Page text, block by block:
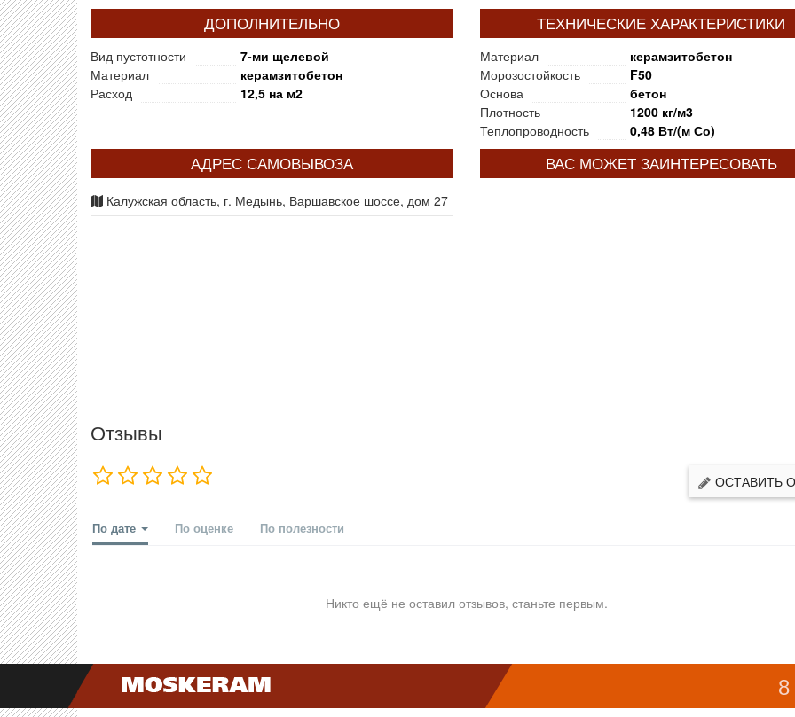
ДОПОЛНИТЕЛЬНО
Вид пустотности
7-ми щелевой
Материал
керамзитобетон
Расход
12,5 на м2
ТЕХНИЧЕСКИЕ ХАРАКТЕРИСТИКИ
Материал
керамзитобетон
Морозостойкость
F50
Основа
бетон
Плотность
1200 кг/м3
Теплопроводность
0,48 Вт/(м Со)
АДРЕС САМОВЫВОЗА
Калужская область, г. Медынь, Варшавское шоссе, дом 27
ВАС МОЖЕТ ЗАИНТЕРЕСОВАТЬ
Отзывы
ОСТАВИТЬ
По дате По оценке По полезности
Никто ещё не оставил отзывов, станьте первым.